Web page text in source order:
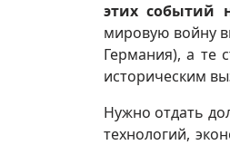
этих событий
мировую войну
Германия), а те
историческим
Нужно отдать
технологий,